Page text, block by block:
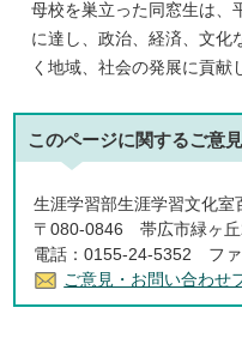
母校を巣立った同窓生は、
に達し、政治、経済、文化
く地域、社会の発展に貢献
このページに関するご意
生涯学習部生涯学習文化室
〒080-0846 帯広市緑ヶ
電話：0155-24-5352 フ
ご意見・お問い合わせ